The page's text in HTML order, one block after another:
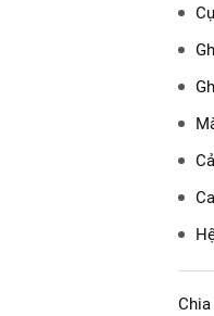
Chia